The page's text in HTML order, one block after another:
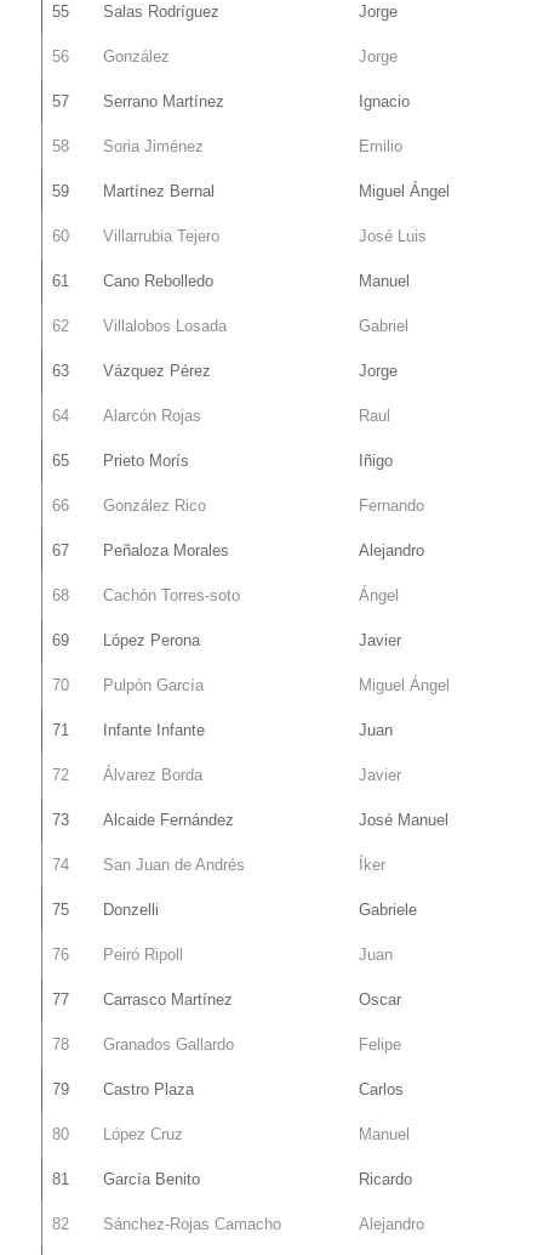
55 Salas Rodríguez Jorge
56 González Jorge
57 Serrano Martínez Ignacio
58 Soria Jiménez Emilio
59 Martínez Bernal Miguel Ángel
60 Villarrubia Tejero José Luis
61 Cano Rebolledo Manuel
62 Villalobos Losada Gabriel
63 Vázquez Pérez Jorge
64 Alarcón Rojas Raul
65 Prieto Morís Iñigo
66 González Rico Fernando
67 Peñaloza Morales Alejandro
68 Cachón Torres-soto Ángel
69 López Perona Javier
70 Pulpón García Miguel Ángel
71 Infante Infante Juan
72 Álvarez Borda Javier
73 Alcaide Fernández José Manuel
74 San Juan de Andrés Íker
75 Donzelli Gabriele
76 Peiró Ripoll Juan
77 Carrasco Martínez Oscar
78 Granados Gallardo Felipe
79 Castro Plaza Carlos
80 López Cruz Manuel
81 García Benito Ricardo
82 Sánchez-Rojas Camacho Alejandro